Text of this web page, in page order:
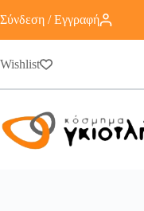
Σύνδεση / Εγγραφή
Wishlist